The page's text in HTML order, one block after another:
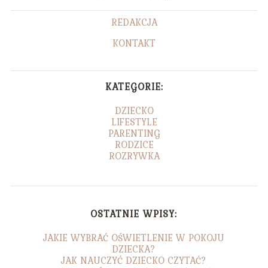
REDAKCJA
KONTAKT
KATEGORIE:
DZIECKO
LIFESTYLE
PARENTING
RODZICE
ROZRYWKA
OSTATNIE WPISY:
JAKIE WYBRAĆ OŚWIETLENIE W POKOJU
DZIECKA?
JAK NAUCZYĆ DZIECKO CZYTAĆ?